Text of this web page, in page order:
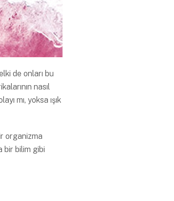
de onları bu
nasıl
mı, yoksa ışık
organizma
bir bilim gibi